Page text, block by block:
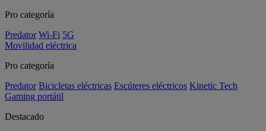
Pro categoría
Predator Wi-Fi 5G
Movilidad eléctrica
Pro categoría
Predator Bicicletas eléctricas Escúteres eléctricos Kinetic Tech
Gaming portátil
Destacado